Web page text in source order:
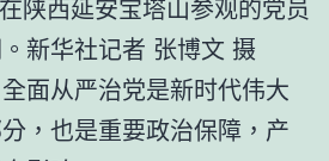
陕西延安宝塔山参观的党员
新华社记者 张博文 摄
面从严治党是新时代伟大
，也是重要政治保障，产